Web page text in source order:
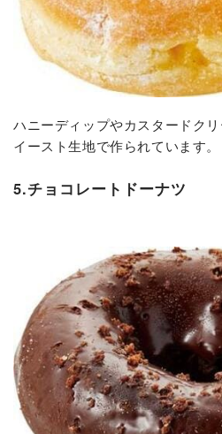
ハニーディップやカスタードク
イースト生地で作られています。
5.チョコレートドーナツ